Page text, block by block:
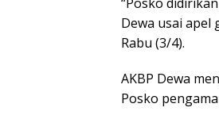
Dewa usai apel
Rabu (3/4).
AKBP Dewa
Posko